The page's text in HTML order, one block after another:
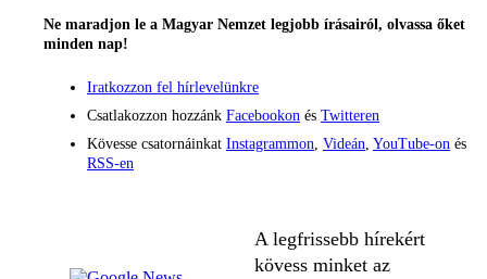
Ne maradjon le a Magyar Nemzet legjobb írásairól, olvassa őket
minden nap!
Iratkozzon fel hírlevelünkre
Csatlakozzon hozzánk Facebookon és Twitteren
Kövesse csatornáinkat Instagrammon, Videán, YouTube-on és
RSS-en
A legfrissebb hírekért
kövess minket az